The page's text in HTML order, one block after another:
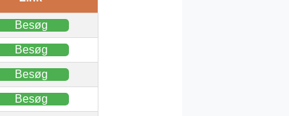
Besøg
Besøg
Besøg
Besøg